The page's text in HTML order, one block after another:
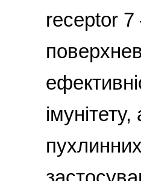
receptor 7